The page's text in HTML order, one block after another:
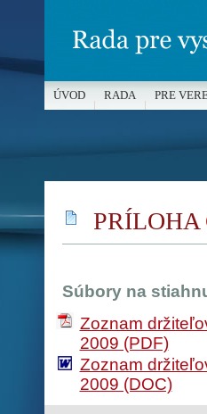
PRÍLOHA
Súbory na
Zoznam
2009 (PDF)
Zoznam
2009 (DOC)
ÚVOD RADA PRE